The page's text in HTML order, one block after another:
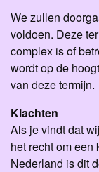
We zullen
voldoen. Deze
complex is of
wordt op de
van deze termijn.
Klachten
Als je vindt dat
het recht om een
Nederland is dit